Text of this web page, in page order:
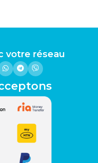
votre réseau